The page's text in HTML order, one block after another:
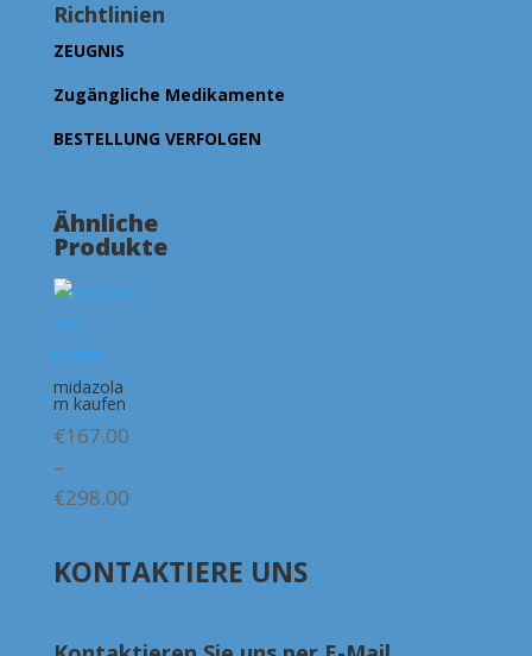
Richtlinien
ZEUGNIS
Zugängliche Medikamente
BESTELLUNG VERFOLGEN
Ähnliche
Produkte
midazola
m kaufen
€167.00
–
€298.00Preisspanne:
bis
€298.00
KONTAKTIERE UNS